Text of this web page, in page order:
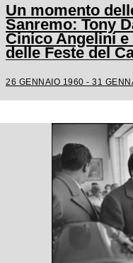
Un momento
Sanremo: Tony
Cinico Angelini
delle Feste del
26 GENNAIO 1960 - 31